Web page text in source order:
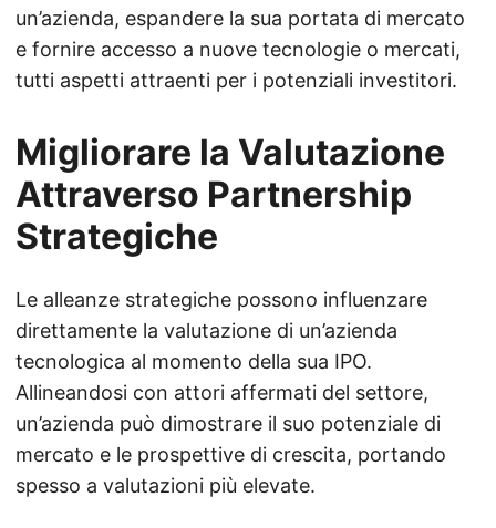
un’azienda, espandere la sua portata di mercato
e fornire accesso a nuove tecnologie o mercati,
tutti aspetti attraenti per i potenziali investitori.
Migliorare la Valutazione
Attraverso Partnership
Strategiche
Le alleanze strategiche possono influenzare
direttamente la valutazione di un’azienda
tecnologica al momento della sua IPO.
Allineandosi con attori affermati del settore,
un’azienda può dimostrare il suo potenziale di
mercato e le prospettive di crescita, portando
spesso a valutazioni più elevate.